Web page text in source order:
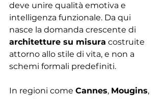
deve unire qualità emotiva e
intelligenza funzionale. Da qui
nasce la domanda crescente di
architetture su misura costruite
attorno allo stile di vita, e non a
schemi formali predefiniti.
In regioni come Cannes, Mougins,